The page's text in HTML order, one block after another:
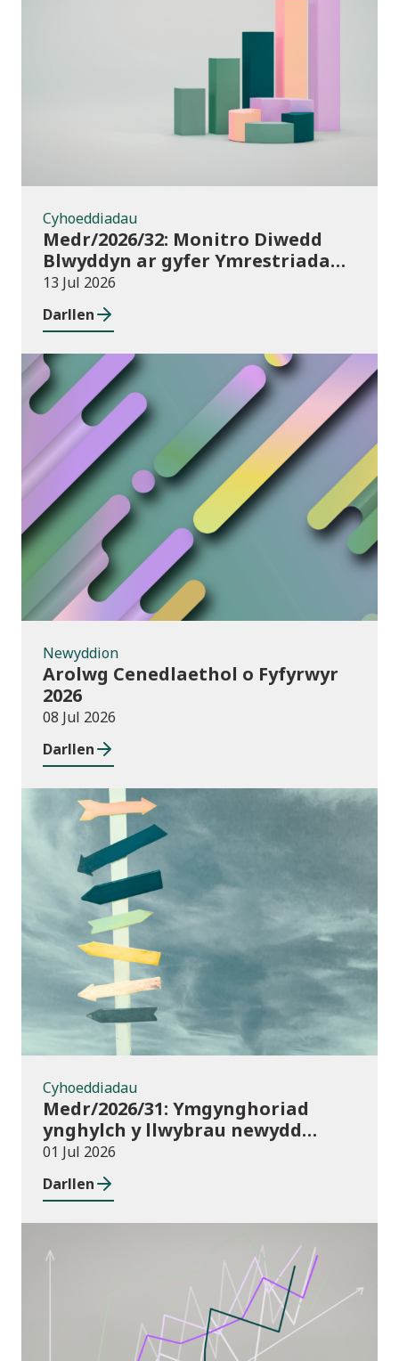
Cyhoeddiadau
Cyhoeddiadau
Medr/2026/32: Monitro Diwedd
Blwyddyn ar gyfer Ymrestriadau
Addysg Uwch 2025/26
13 Jul 2026
Darllen
Newyddion
Newyddion
Arolwg Cenedlaethol o Fyfyrwyr
2026
08 Jul 2026
Darllen
Cyhoeddiadau
Cyhoeddiadau
Medr/2026/31: Ymgynghoriad
ynghylch y llwybrau newydd
arfaethedig yn y Fframwaith
Prentisiaeth Adeiladu a
Gwasanaethau Adeiladau
01 Jul 2026
Darllen